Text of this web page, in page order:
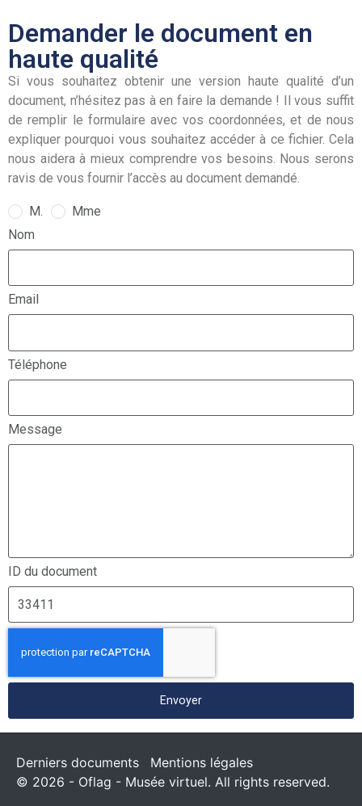
Demander le document en
haute qualité
Si vous souhaitez obtenir une version haute qualité d’un
document, n’hésitez pas à en faire la demande ! Il vous suffit
de remplir le formulaire avec vos coordonnées, et de nous
expliquer pourquoi vous souhaitez accéder à ce fichier. Cela
nous aidera à mieux comprendre vos besoins. Nous serons
ravis de vous fournir l’accès au document demandé.
M.
Mme
Nom
Email
Téléphone
Message
ID du document
Envoyer
Derniers documents
Mentions légales
© 2026 - Oflag - Musée virtuel. All rights reserved.